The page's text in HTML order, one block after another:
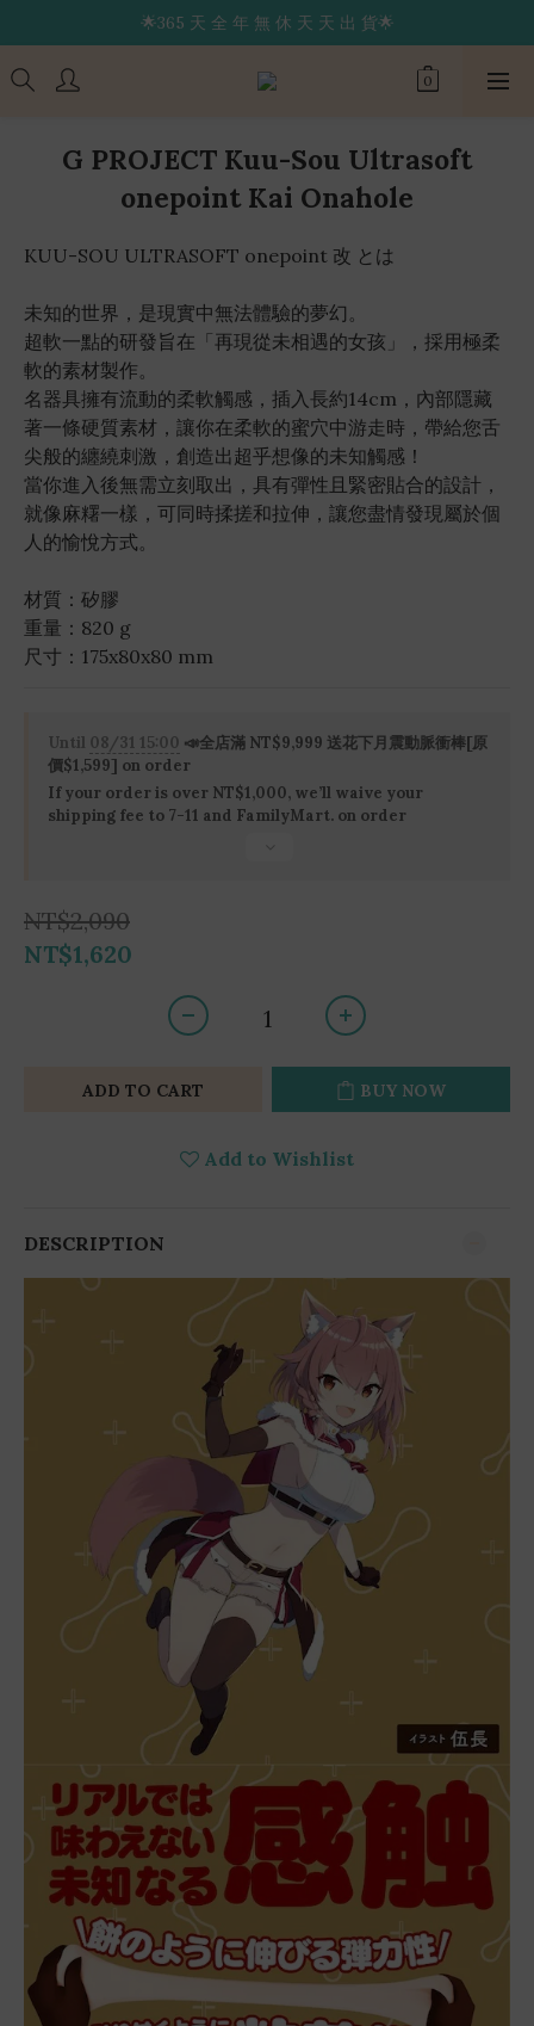
🔥限 時 送 玩 具 消 毒 袋🔥
🌟365 天 全 年 無 休 天 天 出 貨🌟
🚚 24 hr 極 速 出 貨 🔥
G PROJECT Kuu-Sou Ultrasoft
onepoint Kai Onahole
KUU-SOU ULTRASOFT onepoint 改 とは
未知的世界，是現實中無法體驗的夢幻。
超軟一點的研發旨在「再現從未相遇的女孩」，採用極柔
軟的素材製作。
名器具擁有流動的柔軟觸感，插入長約14cm，內部隱藏
著一條硬質素材，讓你在柔軟的蜜穴中游走時，帶給您舌
尖般的纏繞刺激，創造出超乎想像的未知觸感！
當你進入後無需立刻取出，具有彈性且緊密貼合的設計，
就像麻糬一樣，可同時揉搓和拉伸，讓您盡情發現屬於個
人的愉悅方式。
材質：矽膠
重量：820 g
尺寸：175x80x80 mm
Until 08/31 15:00 📣全店滿 NT$9,999 送花下月震動脈衝棒[原
價$1,599] on order
If your order is over NT$1,000, we’ll waive your
shipping fee to 7-11 and FamilyMart. on order
NT$2,090
NT$1,620
ADD TO CART BUY NOW
Add to Wishlist
DESCRIPTION